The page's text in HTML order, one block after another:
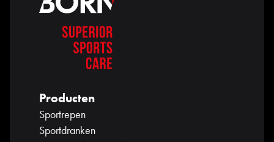
Producten
Sportrepen
Sportdranken